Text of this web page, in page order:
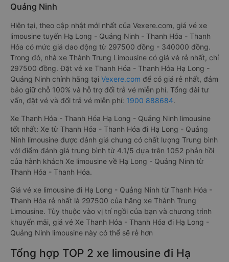
Quảng Ninh
Hiện tại, theo cập nhật mới nhất của Vexere.com, giá vé xe
limousine tuyến Hạ Long - Quảng Ninh - Thanh Hóa - Thanh
Hóa có mức giá dao động từ 297500 đồng - 340000 đồng.
Trong đó, nhà xe Thành Trung Limousine có giá vé rẻ nhất, chỉ
297500 đồng. Đặt vé xe Thanh Hóa - Thanh Hóa Hạ Long -
Quảng Ninh chính hãng tại Vexere.com để có giá rẻ nhất, đảm
bảo giữ chỗ 100% và hỗ trợ đổi trả vé miễn phí. Tổng đài tư
vấn, đặt vé và đổi trả vé miễn phí: 1900 888684.
Xe Thanh Hóa - Thanh Hóa Hạ Long - Quảng Ninh limousine
tốt nhất: Xe từ Thanh Hóa - Thanh Hóa đi Hạ Long - Quảng
Ninh limousine được đánh giá chung có chất lượng Trung bình
với điểm đánh giá trung bình từ 4.1/5 dựa trên 1052 phản hồi
của hành khách Xe limousine về Hạ Long - Quảng Ninh từ
Thanh Hóa - Thanh Hóa.
Giá vé xe limousine đi Hạ Long - Quảng Ninh từ Thanh Hóa -
Thanh Hóa rẻ nhất là 297500 của hãng xe Thành Trung
Limousine. Tùy thuộc vào vị trí ngồi của bạn và chương trình
khuyến mãi, giá vé Xe Thanh Hóa - Thanh Hóa đi Hạ Long -
Quảng Ninh limousine này có thể sẽ rẻ hơn
Tổng hợp TOP 2 xe limousine đi Hạ